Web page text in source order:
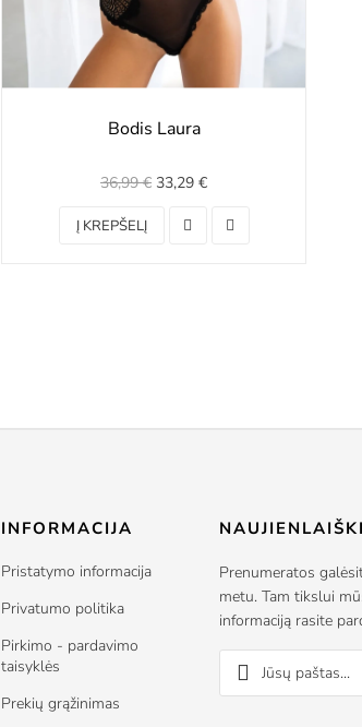
Bodis Laura
36,99 € 33,29 €
Į KREPŠELĮ
INFORMACIJA
Pristatymo informacija
Privatumo politika
Pirkimo - pardavimo
taisyklės
Prekių grąžinimas
Prenumeratos
metu. Tam tikslui
informaciją rasite